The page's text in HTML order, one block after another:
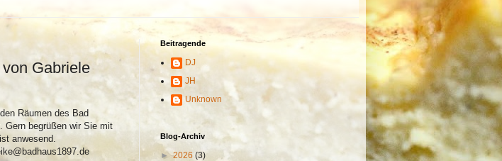
Gabriele
Räumen des Bad
. Gern begrüßen wir Sie mit
anwesend.
Beitragende
DJ
JH
Unknown
Blog-Archiv
►2026 (3)